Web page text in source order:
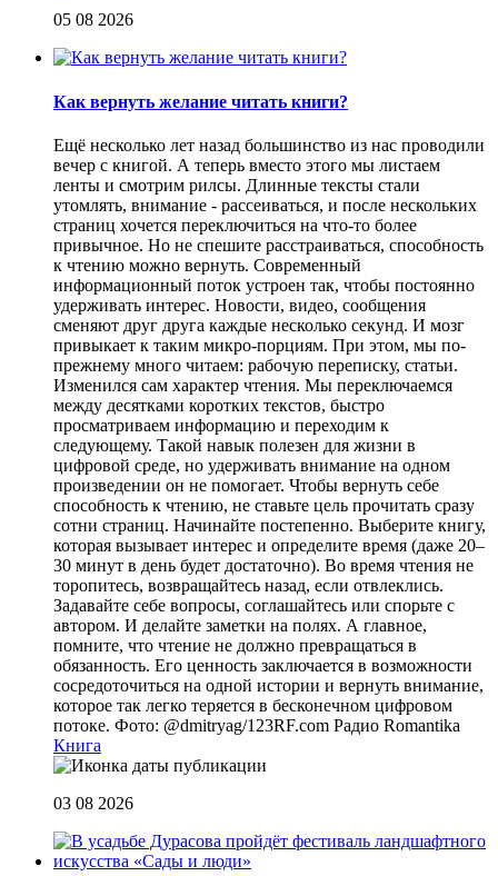
05 08 2026
Как вернуть желание читать книги?
Eщё несколько лет назад большинство из нас проводили
вечер с книгой. А теперь вместо этого мы листаем
ленты и смотрим рилсы. Длинные тексты стали
утомлять, внимание - рассеиваться, и после нескольких
страниц хочется переключиться на что-то более
привычное. Но не спешите расстраиваться, способность
к чтению можно вернуть. Современный
информационный поток устроен так, чтобы постоянно
удерживать интерес. Новости, видео, сообщения
сменяют друг друга каждые несколько секунд. И мозг
привыкает к таким микро-порциям. При этом, мы по-
прежнему много читаем: рабочую переписку, статьи.
Изменился сам характер чтения. Мы переключаемся
между десятками коротких текстов, быстро
просматриваем информацию и переходим к
следующему. Такой навык полезен для жизни в
цифровой среде, но удерживать внимание на одном
произведении он не помогает. Чтобы вернуть себе
способность к чтению, не ставьте цель прочитать сразу
сотни страниц. Начинайте постепенно. Выберите книгу,
которая вызывает интерес и определите время (даже 20–
30 минут в день будет достаточно). Во время чтения не
торопитесь, возвращайтесь назад, если отвлеклись.
Задавайте себе вопросы, соглашайтесь или спорьте с
автором. И делайте заметки на полях. А главное,
помните, что чтение не должно превращаться в
обязанность. Его ценность заключается в возможности
сосредоточиться на одной истории и вернуть внимание,
которое так легко теряется в бесконечном цифровом
потоке. Фото: @dmitryag/123RF.com Радио Romantika
Книга
03 08 2026